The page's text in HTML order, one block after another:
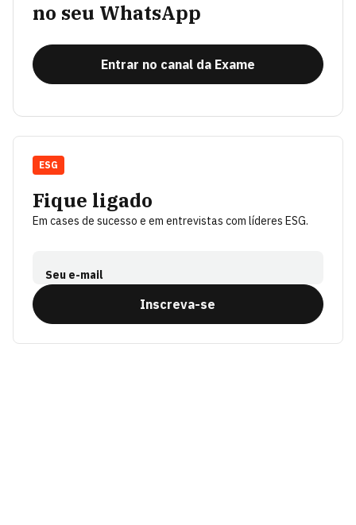
no seu WhatsApp
Entrar no canal da Exame
Fique ligado
Em cases de sucesso e em entrevistas com líderes ESG.
Seu e-mail
Inscreva-se
ESG